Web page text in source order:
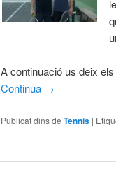
A continuació us deix
Continua →
Publicat dins de Tennis |